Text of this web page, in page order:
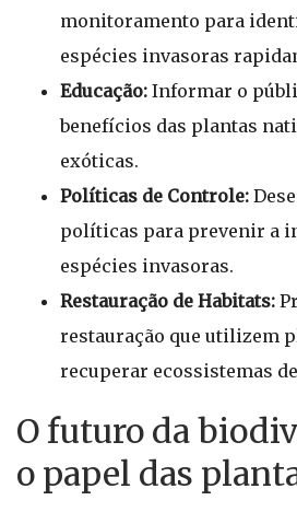
monitoramento para
espécies invasoras
Educação: Informar o
benefícios das plantas
exóticas.
Políticas de Controle:
políticas para prevenir a
espécies invasoras.
Restauração de Habitats:
restauração que utilizem
recuperar ecossistemas
O futuro da
o papel das